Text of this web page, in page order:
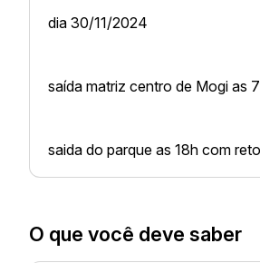
dia 30/11/2024
saída matriz centro de Mogi as
saida do parque as 18h com
O que você deve saber